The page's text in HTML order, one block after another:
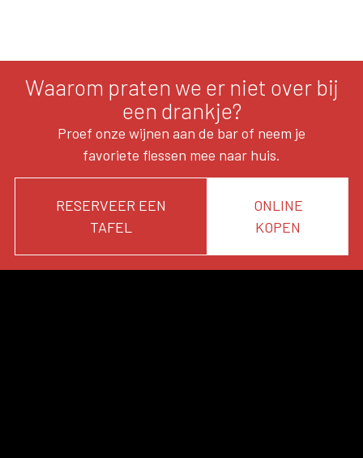
Waarom praten we er niet over bij
een drankje?
Proef onze wijnen aan de bar of neem je
favoriete flessen mee naar huis.
RESERVEER EEN
TAFEL
ONLINE
KOPEN